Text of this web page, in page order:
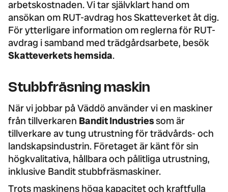
arbetskostnaden. Vi tar självklart hand om
ansökan om RUT-avdrag hos Skatteverket åt dig.
För ytterligare information om reglerna för RUT-
avdrag i samband med trädgårdsarbete, besök
Skatteverkets hemsida.
Stubbfräsning maskin
När vi jobbar på Väddö använder vi en maskiner
från tillverkaren Bandit Industriessom är
tillverkare av tung utrustning för trädvårds- och
landskapsindustrin. Företaget är känt för sin
högkvalitativa, hållbara och pålitliga utrustning,
inklusive Bandit stubbfräsmaskiner.
Trots maskinens höga kapacitet och kraftfulla